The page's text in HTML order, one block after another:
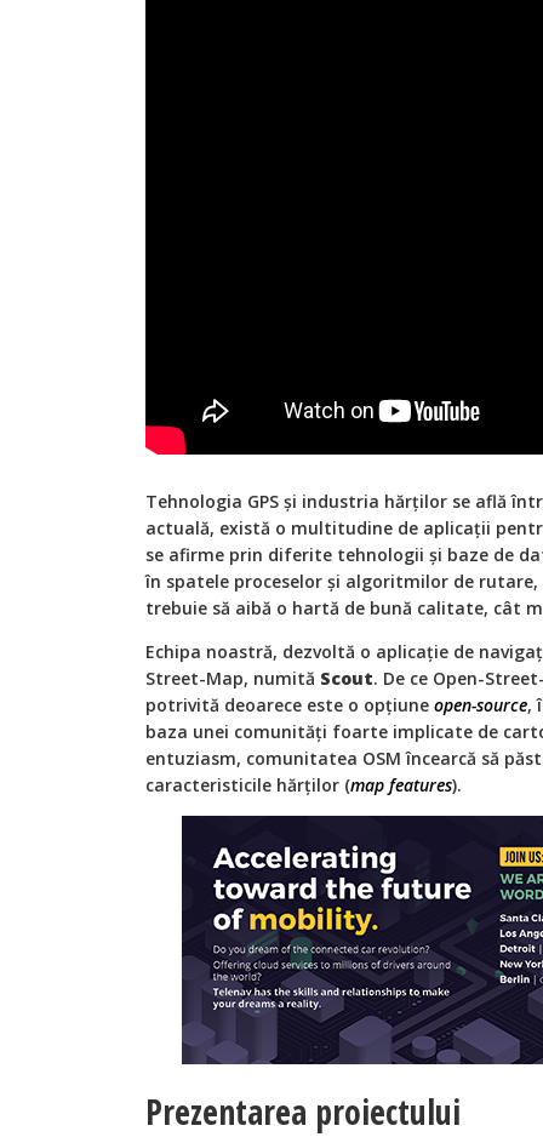
Tehnologia GPS și industria hărților se află
actuală, există o multitudine de aplicații
se afirme prin diferite tehnologii și baze de
în spatele proceselor și algoritmilor de
trebuie să aibă o hartă de bună calitate, cât
Echipa noastră, dezvoltă o aplicație de
Street-Map, numită Scout. De ce Open-
potrivită deoarece este o opțiune open-source,
baza unei comunități foarte implicate de
entuziasm, comunitatea OSM încearcă să
caracteristicile hărților (map features).
Prezentarea proiectului